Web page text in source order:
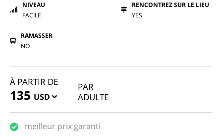
NIVEAU
FACILE
RENCONTREZ SUR LE LIEU
YES
RAMASSER
NO
À PARTIR DE
135 USD
PAR
ADULTE
meilleur prix garanti